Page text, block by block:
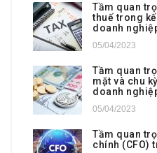
Tầm quan
thuế trong
doanh
05/04/2023
Tầm quan
mặt và chu
doanh
05/04/2023
Tầm quan
chính (CFO)